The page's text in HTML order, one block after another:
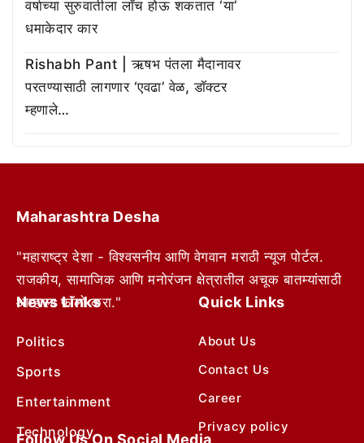
वर्षाच्या सुरुवातीला लाँच होऊ शकतात ‘या’
धमाकेदार कार
Rishabh Pant | ऋषभ पंतला मैदानावर
परतण्यासाठी लागणार ‘एवढा’ वेळ, डॉक्टर
म्हणाले…
Maharashtra Desha
"महाराष्ट्र देशा - विश्वसनीय आणि वेगवान मराठी न्यूज पोर्टल.
राजकीय, सामाजिक आणि मनोरंजन क्षेत्रातील अचूक बातम्यांसाठी
आम्हाला फॉलो करा."
News Links
Politics
Sports
Entertainment
Technology
Quick Links
About Us
Contact Us
Career
Privacy policy
Follow Us On Social Media